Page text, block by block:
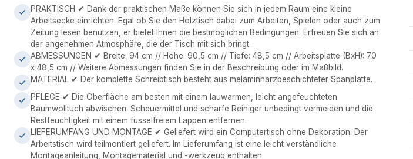
PRAKTISCH ✔ Dank der praktischen Maße können Sie sich in jedem Raum eine kleine
Arbeitsecke einrichten. Egal ob Sie den Holztisch dabei zum Arbeiten, Spielen oder auch zum
Zeitung lesen benutzen, er bietet Ihnen die bestmöglichen Bedingungen. Erfreuen Sie sich an
der angenehmen Atmosphäre, die der Tisch mit sich bringt.
ABMESSUNGEN ✔ Breite: 94 cm // Höhe: 90,5 cm // Tiefe: 48,5 cm // Arbeitsplatte (BxH): 70
x 48,5 cm // Weitere Abmessungen finden Sie in der Beschreibung oder im Maßbild.
MATERIAL ✔ Der komplette Schreibtisch besteht aus melaminharzbeschichteter Spanplatte.
PFLEGE ✔ Die Oberfläche am besten mit einem lauwarmen, leicht angefeuchteten
Baumwolltuch abwischen. Scheuermittel und scharfe Reiniger unbedingt vermeiden und die
Restfeuchtigkeit mit einem fusselfreiem Lappen entfernen.
LIEFERUMFANG UND MONTAGE ✔ Geliefert wird ein Computertisch ohne Dekoration. Der
Arbeitstisch wird teilmontiert geliefert. Im Lieferumfang ist eine leicht verständliche
Montageanleitung, Montagematerial und -werkzeug enthalten.